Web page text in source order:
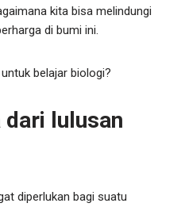
kita bisa melindungi
di bumi ini.
belajar biologi?
lulusan
diperlukan bagi suatu